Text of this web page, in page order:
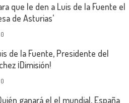
que le den a Luis de la Fuente el
de Asturias’
0
de la Fuente, Presidente del
¡Dimisión!
0
ganará el el mundial, España